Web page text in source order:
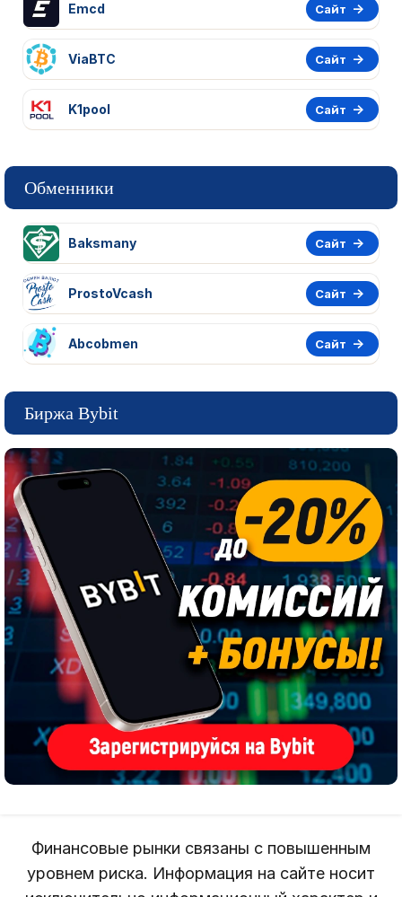
Emcd Сайт
ViaBTC Сайт
K1pool Сайт
Обменники
Baksmany Сайт
ProstoVcash Сайт
Abcobmen Сайт
Биржа Bybit
Финансовые рынки связаны с повышенным
уровнем риска. Информация на сайте носит